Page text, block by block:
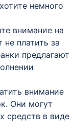
немного
внимание на
не платить за
предлагают
внимание
Они могут
средств в виде